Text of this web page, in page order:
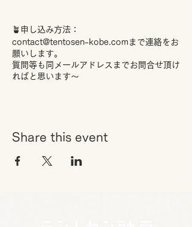
🪴申し込み方法：
contact@tentosen-kobe.comまで連絡をお
願いします。
質問等も同メールアドレスまでお問合せ頂け
ればと思います～
Share this event